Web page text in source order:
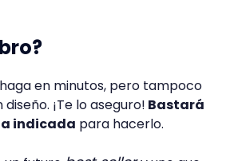
en minutos, pero tampoco
¡Te lo aseguro! Bastará
indicada para hacerlo.